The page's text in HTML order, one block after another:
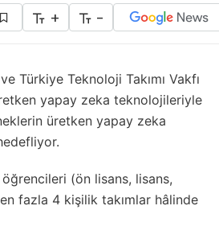
+ -
Türkiye Teknoloji Takımı Vakfı
yapay zeka teknolojileriyle
üretken yapay zeka
(ön lisans, lisans,
fazla 4 kişilik takımlar hâlinde